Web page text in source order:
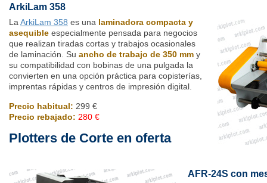
ArkiLam 358
La ArkiLam 358 es una laminadora compacta y
asequible especialmente pensada para negocios
que realizan tiradas cortas y trabajos ocasionales
de laminación. Su ancho de trabajo de 350 mm y
su compatibilidad con bobinas de una pulgada la
convierten en una opción práctica para copisterías,
imprentas rápidas y centros de impresión digital.
Precio habitual: 299 €
Precio rebajado: 280 €
Plotters de Corte en oferta
AFR-24S con